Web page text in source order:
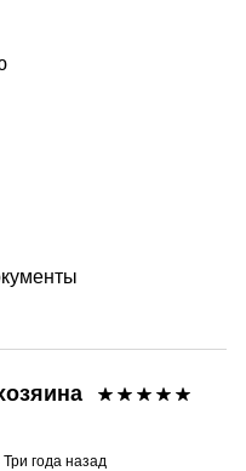
Три года назад